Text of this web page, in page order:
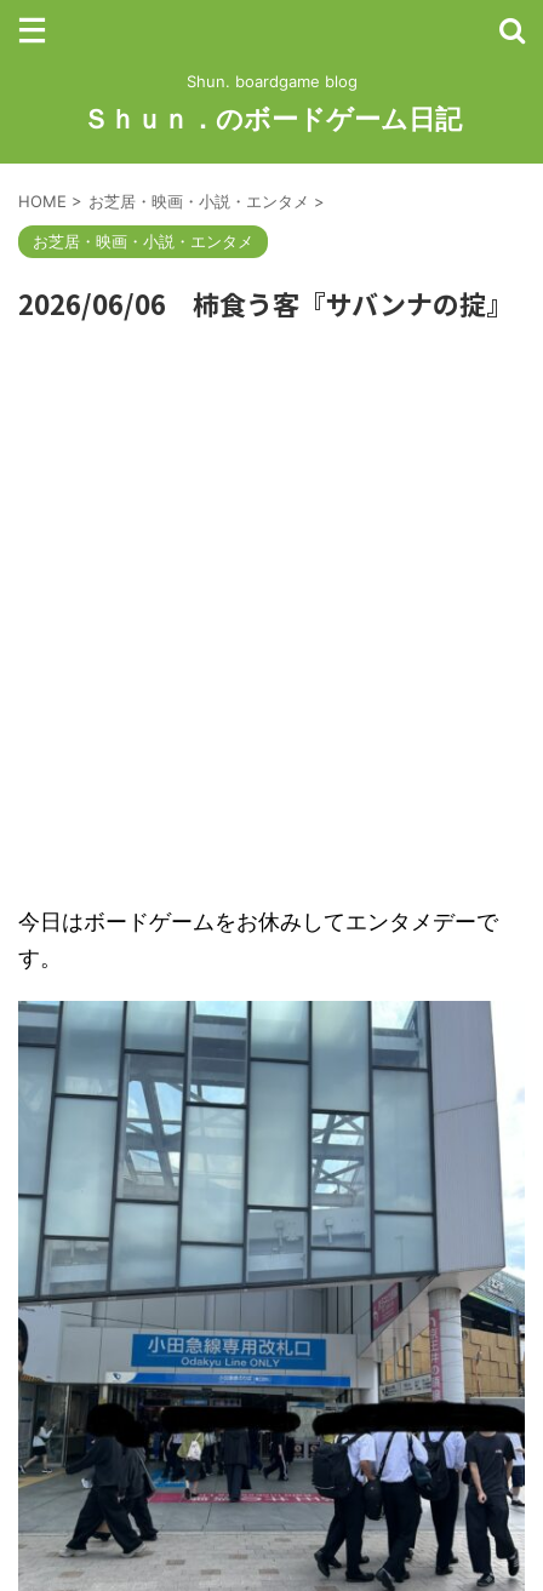
Shun. boardgame blog
Ｓｈｕｎ．のボードゲーム日記
HOME > お芝居・映画・小説・エンタメ >
お芝居・映画・小説・エンタメ
2026/06/06 柿食う客『サバンナの掟』
今日はボードゲームをお休みしてエンタメデーで
す。